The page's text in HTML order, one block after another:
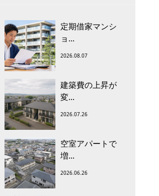
定期借家マンシ
ョ...
2026.08.07
建築費の上昇が
変...
2026.07.26
空室アパートで
増...
2026.06.26